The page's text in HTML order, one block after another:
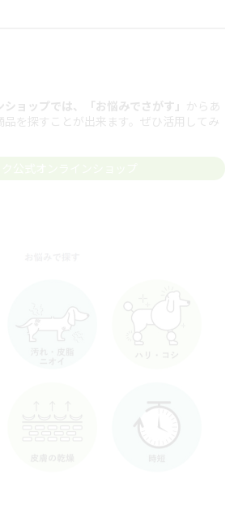
ョップでは、「お悩みでさがす」
からあ
品を探すことが出来ます。ぜひ活用してみ